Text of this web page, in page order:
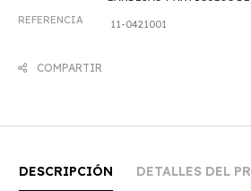
REFERENCIA
11-0421001
COMPARTIR
DESCRIPCIÓN DETALLES DEL